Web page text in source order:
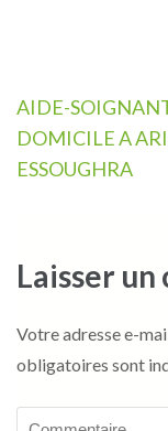
Navigation
de
l’article
AIDE-
DOMICILE A
ESSOUGHRA
Laisser
Votre adresse e-
obligatoires sont
Commentaire